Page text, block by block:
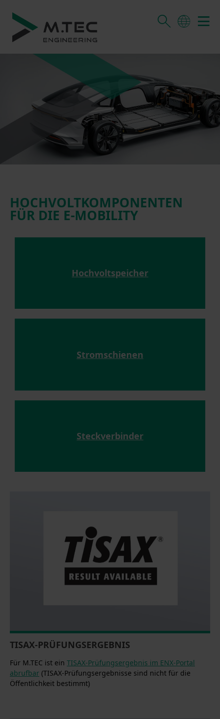
HOCHVOLTKOMPONENTEN
FÜR DIE E-MOBILITY
Hochvoltspeicher
Stromschienen
Steckverbinder
TISAX-PRÜFUNGSERGEBNIS
Für M.TEC ist ein TISAX-Prüfungsergebnis im ENX-Portal
abrufbar (TISAX-Prüfungsergebnisse sind nicht für die
Öffentlichkeit bestimmt)